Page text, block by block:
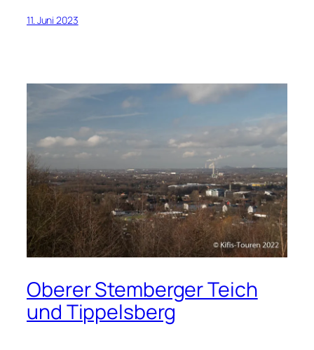
11. Juni 2023
Oberer Stemberger Teich
und Tippelsberg